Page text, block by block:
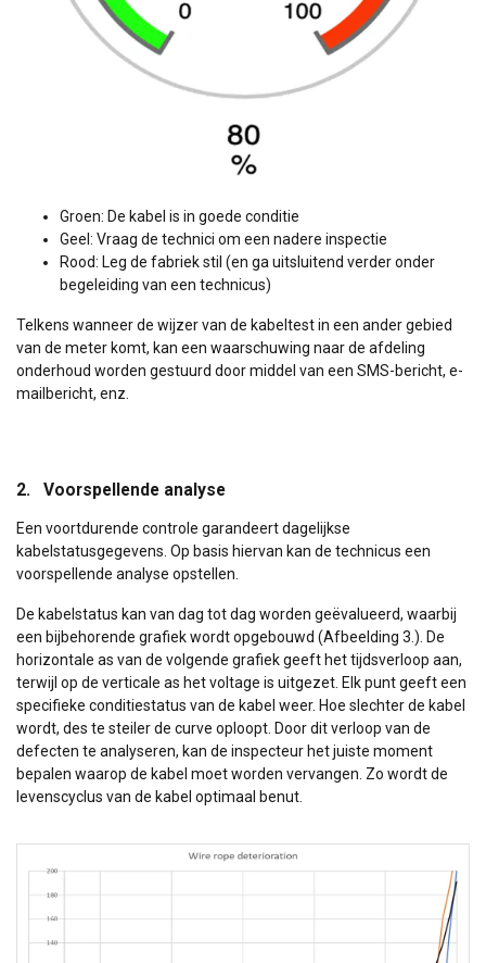
Groen: De kabel is in goede conditie
Geel: Vraag de technici om een nadere inspectie
Rood: Leg de fabriek stil (en ga uitsluitend verder onder
begeleiding van een technicus)
Telkens wanneer de wijzer van de kabeltest in een ander gebied
van de meter komt, kan een waarschuwing naar de afdeling
onderhoud worden gestuurd door middel van een SMS-bericht, e-
mailbericht, enz.
2. Voorspellende analyse
Een voortdurende controle garandeert dagelijkse
kabelstatusgegevens. Op basis hiervan kan de technicus een
voorspellende analyse opstellen.
De kabelstatus kan van dag tot dag worden geëvalueerd, waarbij
een bijbehorende grafiek wordt opgebouwd (Afbeelding 3.). De
horizontale as van de volgende grafiek geeft het tijdsverloop aan,
terwijl op de verticale as het voltage is uitgezet. Elk punt geeft een
specifieke conditiestatus van de kabel weer. Hoe slechter de kabel
wordt, des te steiler de curve oploopt. Door dit verloop van de
defecten te analyseren, kan de inspecteur het juiste moment
bepalen waarop de kabel moet worden vervangen. Zo wordt de
levenscyclus van de kabel optimaal benut.